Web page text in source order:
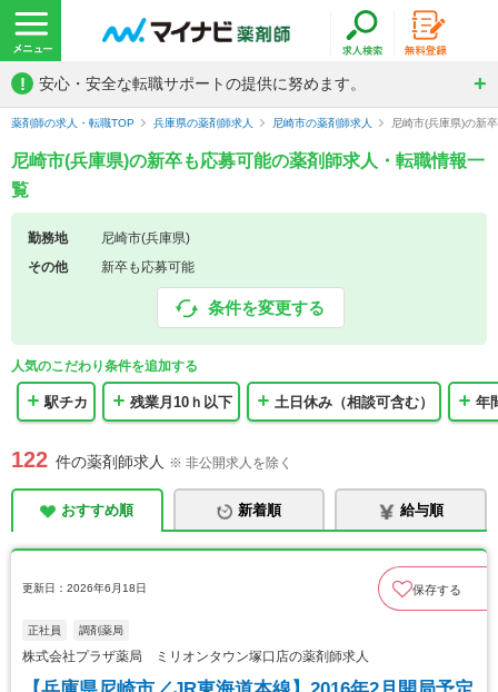
! 安心・安全な転職サポートの提供に努めます。
薬剤師の求人・転職TOP 兵庫県の薬剤師求人 尼崎市の薬剤師求人 尼崎市(兵庫県)の新
尼崎市(兵庫県)の新卒も応募可能の薬剤師求人・転職情報一
覧
勤務地
尼崎市(兵庫県)
その他
新卒も応募可能
条件を変更する
人気のこだわり条件を追加する
駅チカ 残業月10ｈ以下 土日休み（相談可含む） 年
122 件の薬剤師求人 ※ 非公開求人を除く
おすすめ順 新着順 給与順
更新日：2026年6月18日 保存する
正社員 調剤薬局
株式会社プラザ薬局 ミリオンタウン塚口店の薬剤師求人